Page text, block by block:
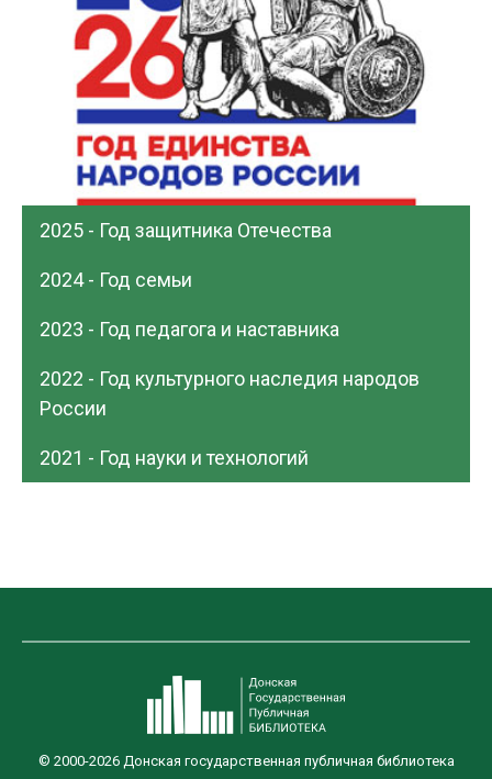
2025 - Год защитника Отечества
2024 - Год семьи
2023 - Год педагога и наставника
2022 - Год культурного наследия народов
России
2021 - Год науки и технологий
© 2000-2026 Донская государственная публичная библиотека